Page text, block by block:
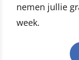
nemen jullie
week.